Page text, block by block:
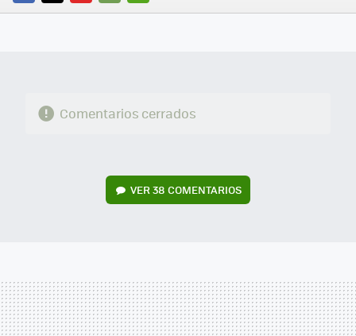
FACEBOOK
TWITTERFLIPBOARD
E-
WHATSAPP
Comentarios cerrados
VER38 COMENTARIOS